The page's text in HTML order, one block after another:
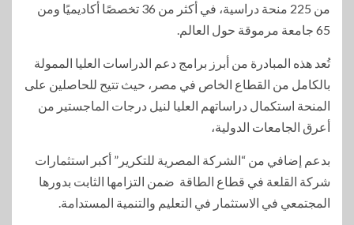
من 225 منحة دراسية، في أكثر من 36 تخصصًا أكاديميًا ومن
65 جامعة مرموقة حول العالم.
تُعد هذه المبادرة من أبرز برامج دعم الدراسات العليا الممولة
بالكامل من القطاع الخاص في مصر، حيث تتيح للحاصلين على
المنحة استكمال دراساتهم العليا لنيل درجات الماجستير من
أعرق الجامعات الدولية،
بدعم إضافي من “الشركة المصرية للتكرير” أكبر استثمارات
شركة القلعة في قطاع الطاقة ضمن التزامها الثابت بدورها
المجتمعي في الاستثمار في التعليم والتنمية المستدامة.